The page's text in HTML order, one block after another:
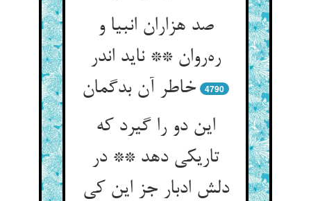
صد هزاران انبیا و
ره‌روان ** ناید اندر
خاطر آن بدگمان
4790
این دو را گیرد که
تاریکی دهد ** در
دلش ادبار جز این کی